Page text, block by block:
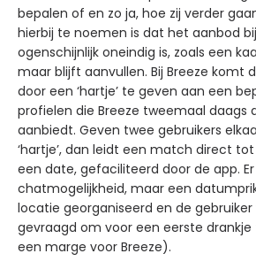
bepalen of en zo ja, hoe zij verder
hierbij te noemen is dat het aanbod
ogenschijnlijk oneindig is, zoals een
maar blijft aanvullen. Bij Breeze komt
door een ‘hartje’ te geven aan een
profielen die Breeze tweemaal daags
aanbiedt. Geven twee gebruikers
‘hartje’, dan leidt een match direct
een date, gefaciliteerd door de app.
chatmogelijkheid, maar een
locatie georganiseerd en de
gevraagd om voor een eerste
een marge voor Breeze).